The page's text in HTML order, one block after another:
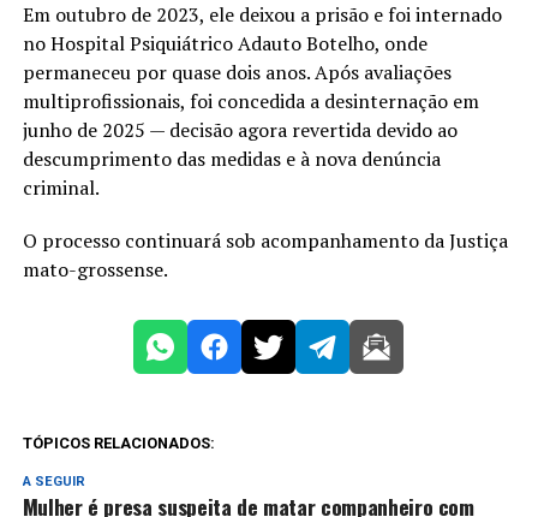
Em outubro de 2023, ele deixou a prisão e foi internado
no Hospital Psiquiátrico Adauto Botelho, onde
permaneceu por quase dois anos. Após avaliações
multiprofissionais, foi concedida a desinternação em
junho de 2025 — decisão agora revertida devido ao
descumprimento das medidas e à nova denúncia
criminal.
O processo continuará sob acompanhamento da Justiça
mato-grossense.
TÓPICOS RELACIONADOS:
A SEGUIR
Mulher é presa suspeita de matar companheiro com